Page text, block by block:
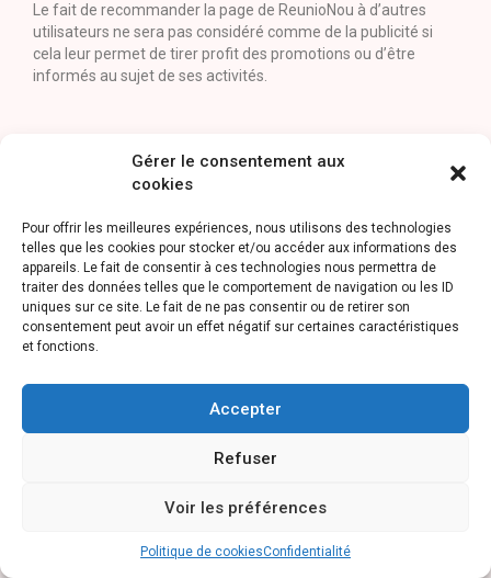
Gérer le consentement aux
cookies
Pour offrir les meilleures expériences, nous utilisons des technologies
telles que les cookies pour stocker et/ou accéder aux informations des
appareils. Le fait de consentir à ces technologies nous permettra de
traiter des données telles que le comportement de navigation ou les ID
uniques sur ce site. Le fait de ne pas consentir ou de retirer son
consentement peut avoir un effet négatif sur certaines caractéristiques
et fonctions.
Accepter
Refuser
Voir les préférences
Politique de cookiesConfidentialité
Le fait de recommander la page de ReunioNou à d’autres
utilisateurs ne sera pas considéré comme de la publicité si
cela leur permet de tirer profit des promotions ou d’être
informés au sujet de ses activités.
Politique de
confidentialité des
différents réseaux
sociaux
LinkedIn :https ://www.linkedin.com/legal/privacy-policy
Facebook :
https://www.facebook.com/help/instagram/519522125107875
https://help.twitter.com/fr/rules-and-
policies/update-privacy-policy